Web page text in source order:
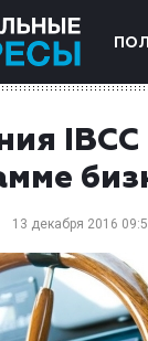
13 декабря 2016